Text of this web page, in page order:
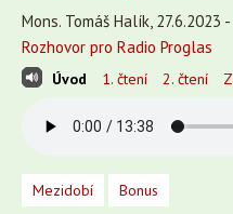
Mons. Tomáš Halík,
Rozhovor pro Radio Proglas
Úvod 1. čtení 2. čtení
Mezidobí Bonus